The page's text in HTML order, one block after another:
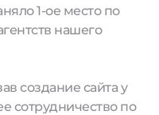
1-ое место по
нашего
создание сайта у
сотрудничество по